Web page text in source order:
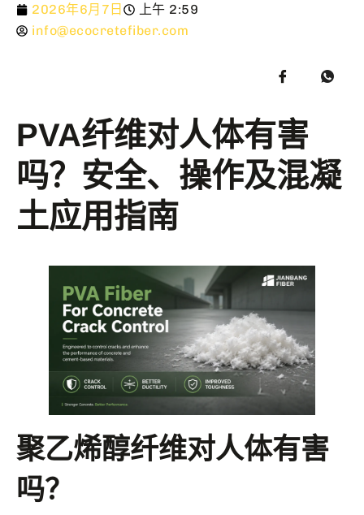
2026年6月7日
上午 2:59
info@ecocretefiber.com
PVA纤维对人体有害
吗？安全、操作及混凝
土应用指南
聚乙烯醇纤维对人体有害
吗？